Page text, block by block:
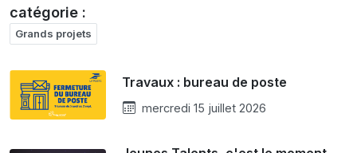
catégorie :
Grands projets
Travaux : bureau de poste
mercredi 15 juillet 2026